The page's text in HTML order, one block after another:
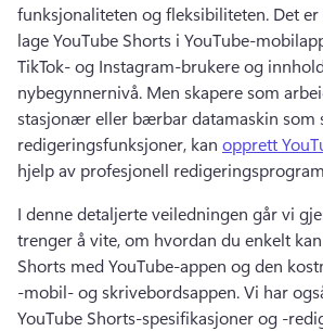
funksjonaliteten og fleksibiliteten. Det
lage YouTube Shorts i YouTube-
TikTok- og Instagram-brukere og
nybegynnernivå. Men skapere som
stasjonær eller bærbar datamaskin som
redigeringsfunksjoner, kan opprett
hjelp av profesjonell
I denne detaljerte veiledningen går vi
trenger å vite, om hvordan du enkelt
Shorts med YouTube-appen og den
-mobil- og skrivebordsappen. Vi har
YouTube Shorts-spesifikasjoner og -